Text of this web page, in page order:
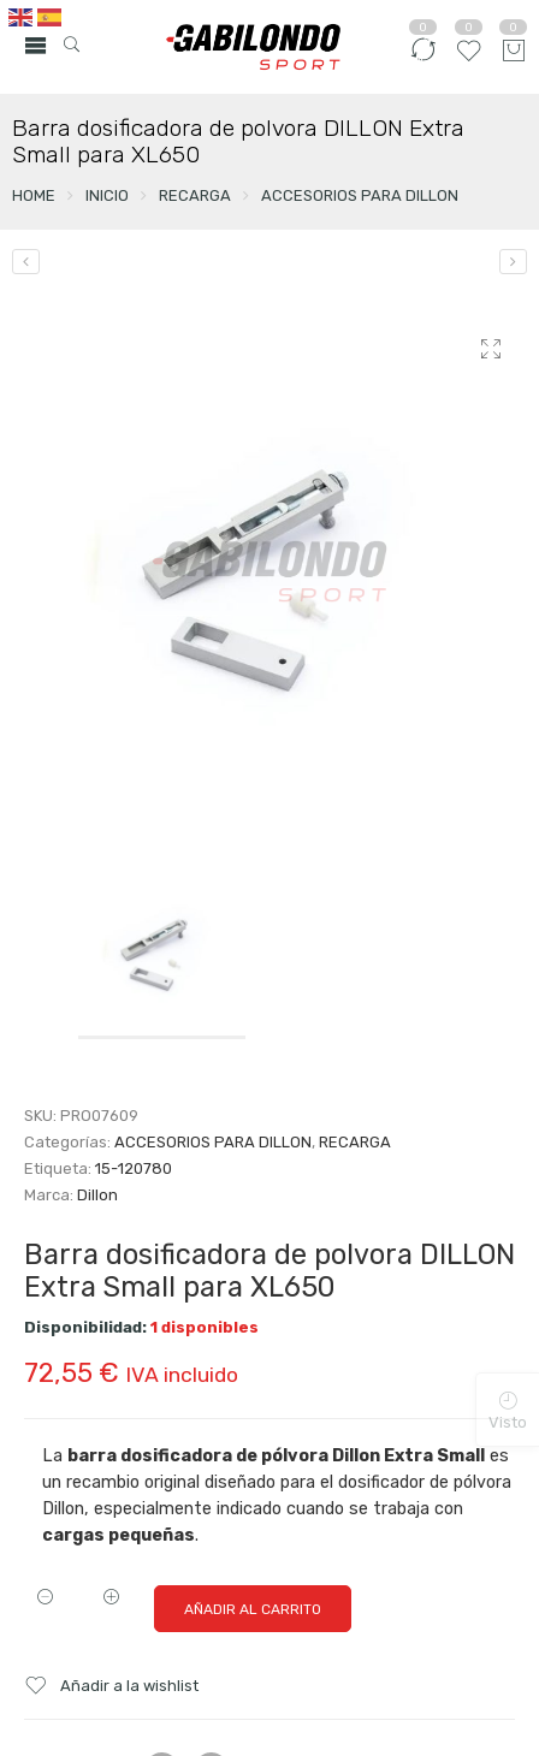
0 0 0
Barra dosificadora de polvora DILLON Extra
Small para XL650
HOME INICIO RECARGA ACCESORIOS PARA DILLON
SKU: PRO07609
Categorías: ACCESORIOS PARA DILLON, RECARGA
Etiqueta: 15-120780
Marca: Dillon
Barra dosificadora de polvora DILLON
Extra Small para XL650
Disponibilidad: 1 disponibles
72,55 € IVA incluido
La barra dosificadora de pólvora Dillon Extra Small
es
un recambio original diseñado para el dosificador de pólvora
Dillon, especialmente indicado cuando se trabaja con
cargas pequeñas.
AÑADIR AL CARRITO
Añadir a la wishlist
Visto